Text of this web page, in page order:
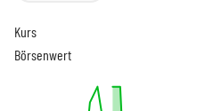
Kurs
Börsenwert